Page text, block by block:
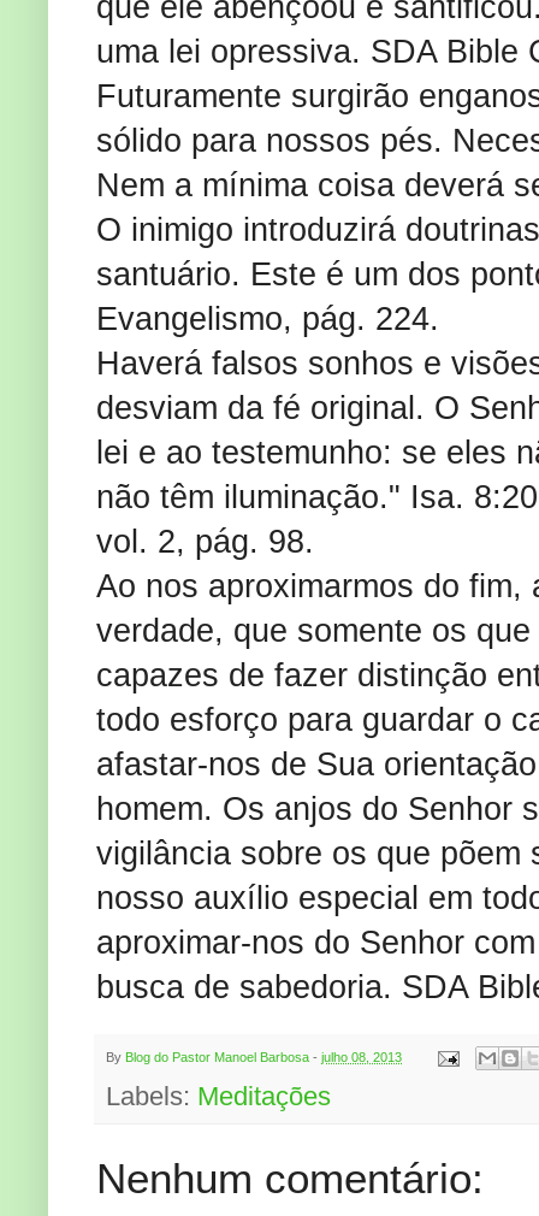
que ele abençoou e
uma lei opressiva. SDA Bible
Futuramente surgirão
sólido para nossos pés.
Nem a mínima coisa deverá
O inimigo introduzirá
santuário. Este é um dos
Evangelismo, pág. 224.
Haverá falsos sonhos e
desviam da fé original. O
lei e ao testemunho: se eles
não têm iluminação." Isa.
vol. 2, pág. 98.
Ao nos aproximarmos do
verdade, que somente os
capazes de fazer distinção
todo esforço para guardar o
afastar-nos de Sua
homem. Os anjos do Senhor
vigilância sobre os que põem
nosso auxílio especial em
aproximar-nos do Senhor
busca de sabedoria. SDA
By Blog do Pastor Manoel Barbosa - julho 08, 2013
Labels: Meditações
Nenhum comentário: